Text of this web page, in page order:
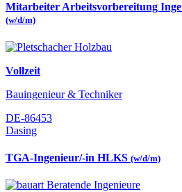
Mitarbeiter Arbeitsvorbereitung
(w/d/m)
Vollzeit
Bauingenieur & Techniker
DE-86453
Dasing
TGA-Ingenieur/-in HLKS (w/d/m)